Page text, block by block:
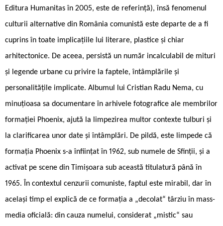
Editura Humanitas în 2005, este de referință), însă fenomenul
culturii alternative din România comunistă este departe de a fi
cuprins în toate implicațiile lui literare, plastice și chiar
arhitectonice. De aceea, persistă un număr incalculabil de mituri
și legende urbane cu privire la faptele, întâmplările și
personalitățile implicate. Albumul lui Cristian Radu Nema, cu
minuțioasa sa documentare în arhivele fotografice ale membrilor
formației Phoenix, ajută la limpezirea multor contexte tulburi și
la clarificarea unor date și întâmplări. De pildă, este limpede că
formația Phoenix s-a înființat în 1962, sub numele de Sfinții, și a
activat pe scene din Timișoara sub această titulatură până în
1965. În contextul cenzurii comuniste, faptul este mirabil, dar în
același timp el explică de ce formația a „decolat“ târziu în mass-
media oficială: din cauza numelui, considerat „mistic“ sau